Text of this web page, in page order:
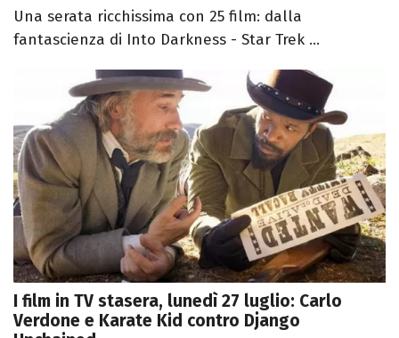
Una serata ricchissima con 25 film: dalla
fantascienza di Into Darkness - Star Trek ...
I film in TV stasera, lunedì 27 luglio: Carlo
Verdone e Karate Kid contro Django